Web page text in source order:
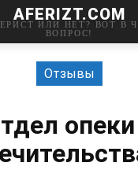
AFERIZT.COM
ИЛИ НЕТ? ВОТ В
ВОПРОС!
Отзывы